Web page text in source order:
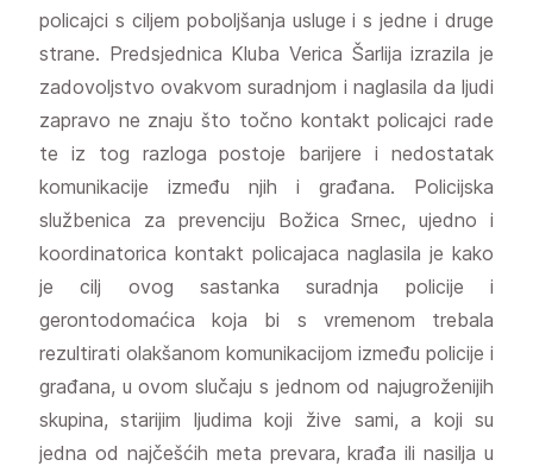
policajci s ciljem poboljšanja usluge i s jedne i druge
strane. Predsjednica Kluba Verica Šarlija izrazila je
zadovoljstvo ovakvom suradnjom i naglasila da ljudi
zapravo ne znaju što točno kontakt policajci rade
te iz tog razloga postoje barijere i nedostatak
komunikacije između njih i građana. Policijska
službenica za prevenciju Božica Srnec, ujedno i
koordinatorica kontakt policajaca naglasila je kako
je cilj ovog sastanka suradnja policije i
gerontodomaćica koja bi s vremenom trebala
rezultirati olakšanom komunikacijom između policije i
građana, u ovom slučaju s jednom od najugroženijih
skupina, starijim ljudima koji žive sami, a koji su
jedna od najčešćih meta prevara, krađa ili nasilja u